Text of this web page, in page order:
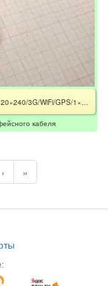
Touch2 T3333 RUS / MS Win Mobile 6.5/TFT 2.8"/320×240/3G/WiFi/GPS/1×Core 528 MHz/Adreno 200/3.2 MP/SD/1100mAh / Без АКБ
кабеля
› »